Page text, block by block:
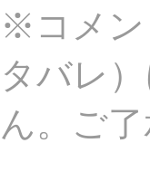
※コメン
タバレ
ん。ご了